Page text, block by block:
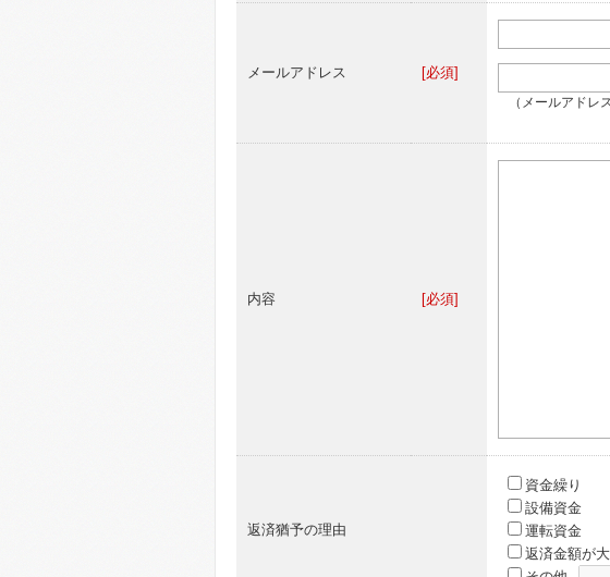
メールアドレス [必須]
（メールアドレ
内容 [必須]
返済猶予の理由
資金繰り
設備資金
運転資金
返済金額が